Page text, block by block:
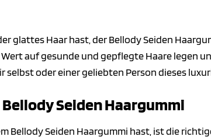
glattes Haar hast, der Bellody Seiden
auf gesunde und gepflegte Haare legen
selbst oder einer geliebten Person dieses
Seiden Haargummi
Bellody Seiden Haargummi hast, ist die